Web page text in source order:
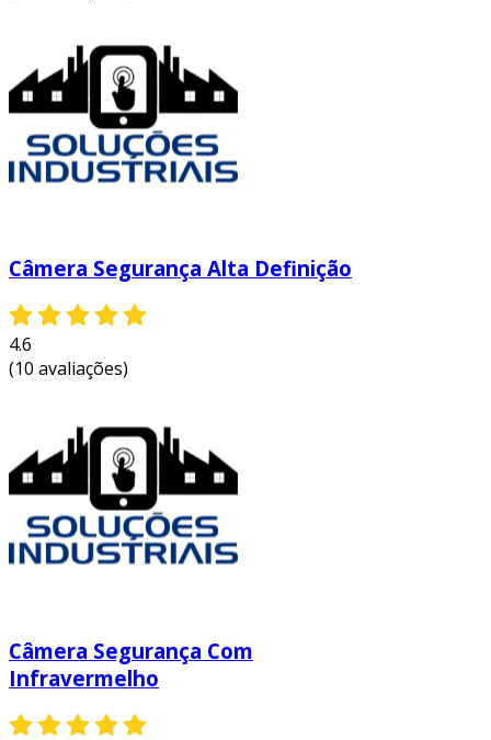
Câmera Segurança Alta Definição
4.6
(10 avaliações)
Câmera Segurança Com
Infravermelho